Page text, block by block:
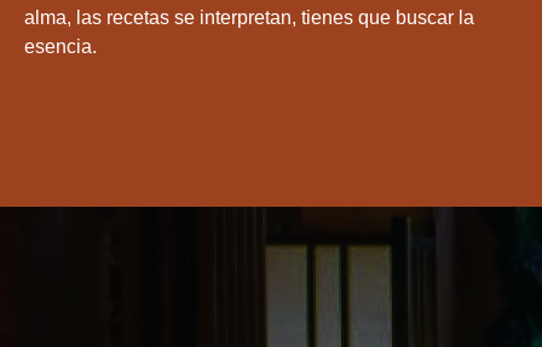
alma, las recetas se interpretan, tienes que buscar la
esencia.